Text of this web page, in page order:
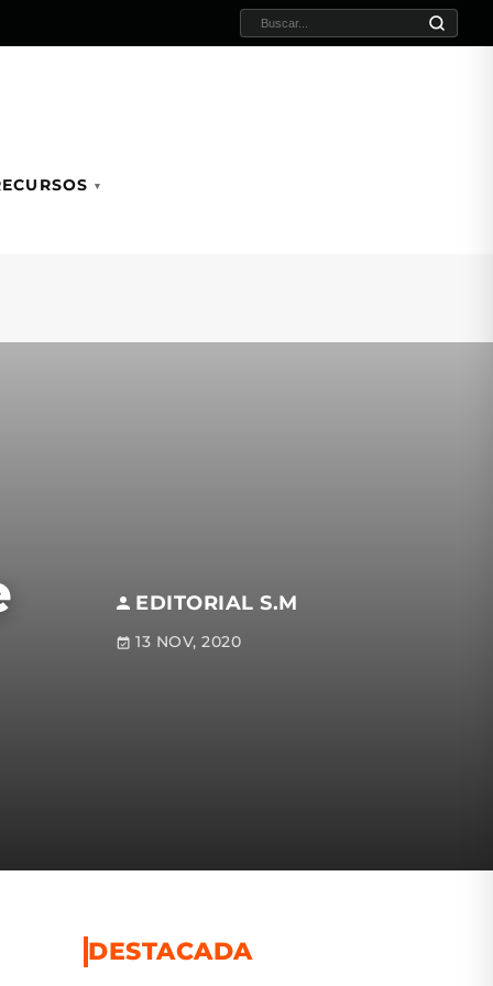
BUSCAR:
EDITORIAL S.M
13 NOV, 2020
DESTACADA